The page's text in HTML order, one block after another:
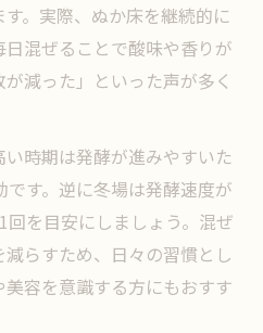
。実際、ぬか床を継続的に
混ぜることで酸味や香りが
減った」といった声が多く
時期は発酵が進みやすいた
す。逆に冬場は発酵速度が
を目安にしましょう。混ぜ
らすため、日々の習慣とし
容を意識する方にもおすす